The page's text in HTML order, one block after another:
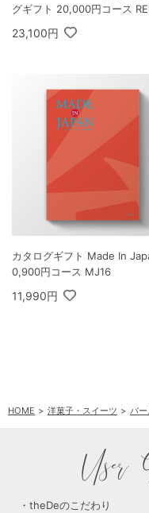
グギフト 20,000円コース
23,100円
カタログギフト Made In
0,900円コース MJ16
11,990円
HOME 洋菓子・スイーツ バ
User
theDeのこだわり